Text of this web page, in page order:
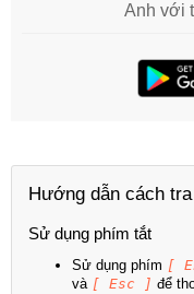
Anh với
Hướng dẫn cách
Sử dụng phím tắt
Sử dụng phím [
và [ Esc ] để